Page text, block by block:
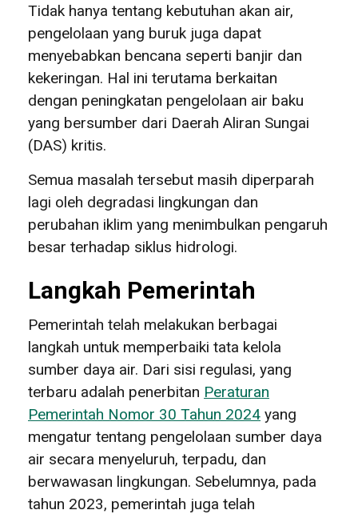
Tidak hanya tentang kebutuhan akan air,
pengelolaan yang buruk juga dapat
menyebabkan bencana seperti banjir dan
kekeringan. Hal ini terutama berkaitan
dengan peningkatan pengelolaan air baku
yang bersumber dari Daerah Aliran Sungai
(DAS) kritis.
Semua masalah tersebut masih diperparah
lagi oleh degradasi lingkungan dan
perubahan iklim yang menimbulkan pengaruh
besar terhadap siklus hidrologi.
Langkah Pemerintah
Pemerintah telah melakukan berbagai
langkah untuk memperbaiki tata kelola
sumber daya air. Dari sisi regulasi, yang
terbaru adalah penerbitan Peraturan
Pemerintah Nomor 30 Tahun 2024 yang
mengatur tentang pengelolaan sumber daya
air secara menyeluruh, terpadu, dan
berwawasan lingkungan. Sebelumnya, pada
tahun 2023, pemerintah juga telah